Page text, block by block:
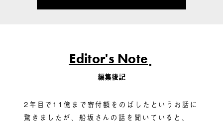
Editor's Note
編集後記
2年目で11億まで寄付額をのばしたというお話に
驚きましたが、船坂さんの話を聞いていると、